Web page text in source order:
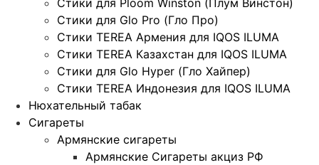
Стики для Glo Pro (Гло Про)
Стики TEREA Армения для IQOS ILUMA
Стики TEREA Казахстан для IQOS ILUMA
Стики для Glo Hyper (Гло Хайпер)
Стики TEREA Индонезия для IQOS ILUMA
Нюхательный табак
Сигареты
Армянские сигареты
Армянские Сигареты акциз РФ